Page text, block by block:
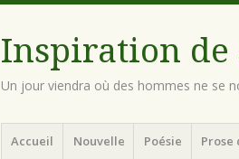
Inspiration de
Un jour viendra où des hommes ne se
Menu
Aller
au
Accueil Nouvelle Poésie Prose